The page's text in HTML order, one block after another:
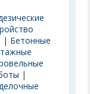
| Бетонные
|